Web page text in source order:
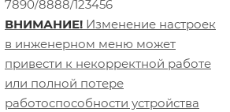
7890/8888/123456
ВНИМАНИЕ! Изменение настроек
в инженерном меню может
привести к некорректной работе
или полной потере
работоспособности устройства